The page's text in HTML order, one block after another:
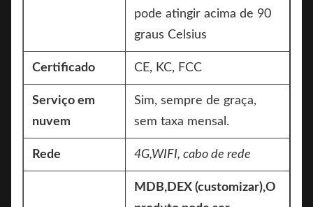
pode atingir acima de 90
graus Celsius
Certificado CE, KC, FCC
Serviço em
nuvem
Sim, sempre de graça,
sem taxa mensal.
Rede 4G,WIFI, cabo de rede
MDB,DEX (customizar),O